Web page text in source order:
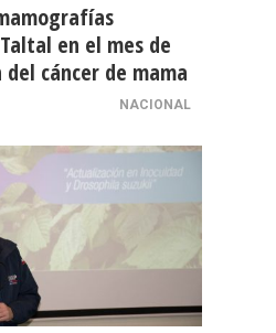
en el mes de
cáncer de mama
NACIONAL